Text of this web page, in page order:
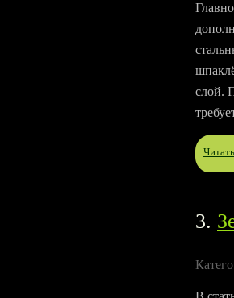
слой.
3.